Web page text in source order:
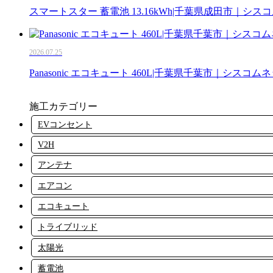
スマートスター 蓄電池 13.16kWh|千葉県成田市｜シスコ
2026.07.25
Panasonic エコキュート 460L|千葉県千葉市｜シスコムネ
施工カテゴリー
EVコンセント
V2H
アンテナ
エアコン
エコキュート
トライブリッド
太陽光
蓄電池